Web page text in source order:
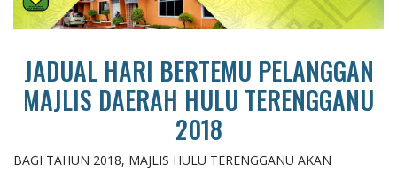
JADUAL HARI BERTEMU PELANGGAN
MAJLIS DAERAH HULU TERENGGANU
2018
BAGI TAHUN 2018, MAJLIS HULU TERENGGANU AKAN